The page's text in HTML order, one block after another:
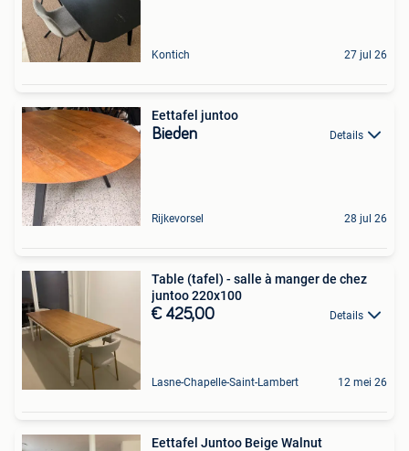
Kontich 27 jul 26
Eettafel juntoo
Bieden Details
Rijkevorsel 28 jul 26
Table (tafel) - salle à manger de chez
juntoo 220x100
€ 425,00 Details
Lasne-Chapelle-Saint-Lambert 12 mei 26
Eettafel Juntoo Beige Walnut